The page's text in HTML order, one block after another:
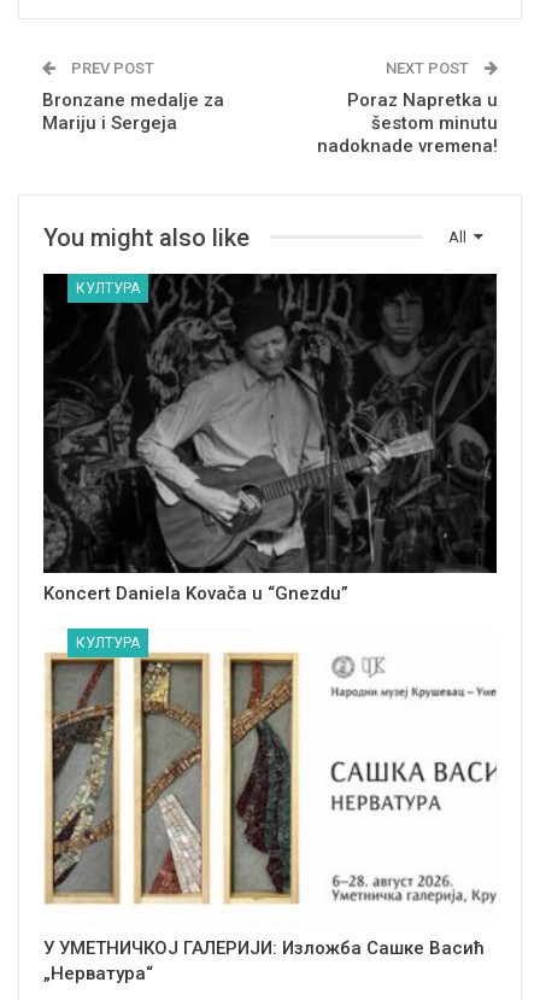
PREV POST
Bronzane medalje za
Mariju i Sergeja
NEXT POST
Poraz Napretka u
šestom minutu
nadoknade vremena!
All
You might also like
КУЛТУРА
Koncert Daniela Kovača u “Gnezdu”
КУЛТУРА
У УМЕТНИЧКОЈ ГАЛЕРИЈИ: Изложба Сашке Васић
„Нерватура“